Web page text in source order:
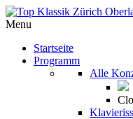
Menu
Startseite
Programm
Alle